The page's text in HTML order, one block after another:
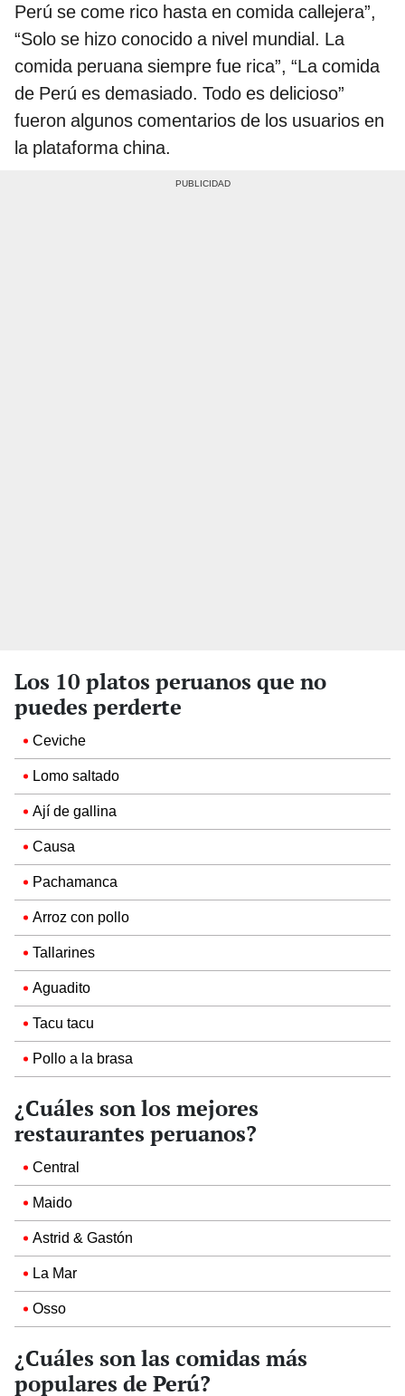
Perú se come rico hasta en comida callejera”,
“Solo se hizo conocido a nivel mundial. La
comida peruana siempre fue rica”, “La comida
de Perú es demasiado. Todo es delicioso”
fueron algunos comentarios de los usuarios en
la plataforma china.
Los 10 platos peruanos que no
puedes perderte
Ceviche
Lomo saltado
Ají de gallina
Causa
Pachamanca
Arroz con pollo
Tallarines
Aguadito
Tacu tacu
Pollo a la brasa
¿Cuáles son los mejores
restaurantes peruanos?
Central
Maido
Astrid & Gastón
La Mar
Osso
¿Cuáles son las comidas más
populares de Perú?